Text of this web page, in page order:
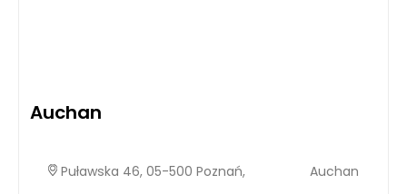
Auchan
Puławska 46, 05-500 Poznań, Auchan